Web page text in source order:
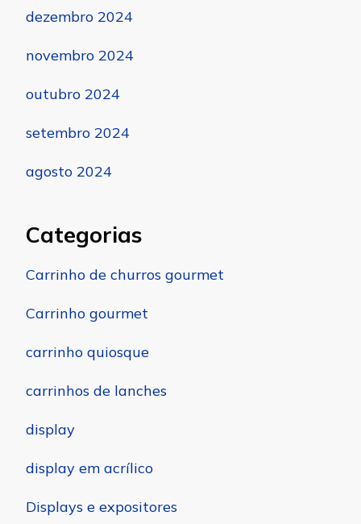
dezembro 2024
novembro 2024
outubro 2024
setembro 2024
agosto 2024
Categorias
Carrinho de churros gourmet
Carrinho gourmet
carrinho quiosque
carrinhos de lanches
display
display em acrílico
Displays e expositores